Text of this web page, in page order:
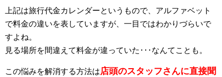
上記は旅行代金カレンダーというもので、アルファベット
で料金の違いを表していますが、一目ではわかりづらいで
すよね。
見る場所を間違えて料金が違っていた･･･なんてことも。
この悩みを解消する方法は店頭のスタッフさんに直接聞